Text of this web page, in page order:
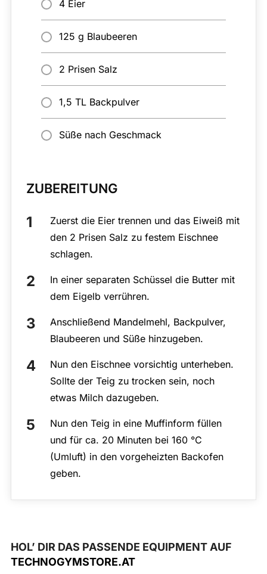
4 Eier
125 g Blaubeeren
2 Prisen Salz
1,5 TL Backpulver
Süße nach Geschmack
ZUBEREITUNG
Zuerst die Eier trennen und das Eiweiß mit
den 2 Prisen Salz zu festem Eischnee
schlagen.
In einer separaten Schüssel die Butter mit
dem Eigelb verrühren.
Anschließend Mandelmehl, Backpulver,
Blaubeeren und Süße hinzugeben.
Nun den Eischnee vorsichtig unterheben.
Sollte der Teig zu trocken sein, noch
etwas Milch dazugeben.
Nun den Teig in eine Muffinform füllen
und für ca. 20 Minuten bei 160 °C
(Umluft) in den vorgeheizten Backofen
geben.
HOL’ DIR DAS PASSENDE EQUIPMENT AUF
TECHNOGYMSTORE.AT